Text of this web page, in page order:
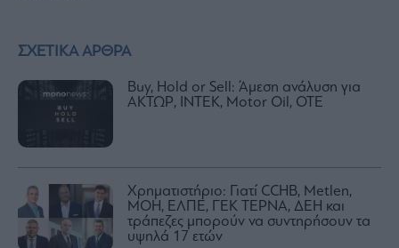
ΣΧΕΤΙΚΑ ΑΡΘΡΑ
Buy, Hold or Sell: Άμεση ανάλυση για
ΑΚΤΩΡ, ΙΝΤΕΚ, Motor Oil, OTE
Χρηματιστήριο: Γιατί CCHB, Metlen,
MOH, ΕΛΠΕ, ΓΕΚ ΤΕΡΝΑ, ΔΕΗ και
τράπεζες μπορούν να συντηρήσουν τα
υψηλά 17 ετών